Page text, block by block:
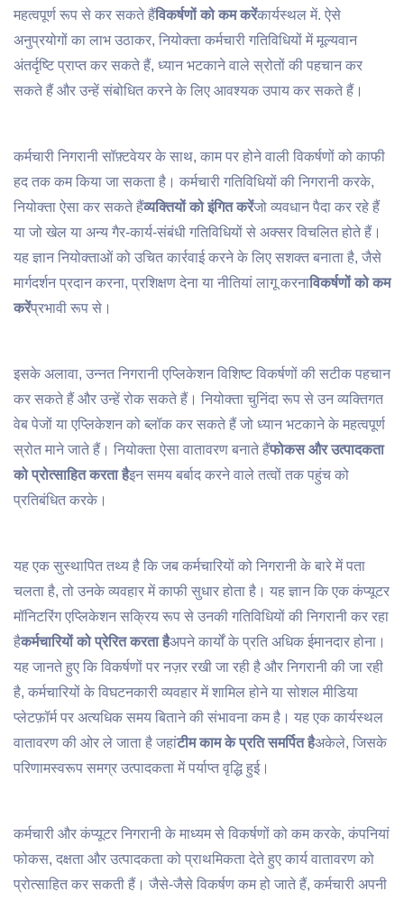
महत्वपूर्ण रूप से कर सकते हैंविकर्षणों को कम करेंकार्यस्थल में. ऐसे
अनुप्रयोगों का लाभ उठाकर, नियोक्ता कर्मचारी गतिविधियों में मूल्यवान
अंतर्दृष्टि प्राप्त कर सकते हैं, ध्यान भटकाने वाले स्रोतों की पहचान कर
सकते हैं और उन्हें संबोधित करने के लिए आवश्यक उपाय कर सकते हैं।
कर्मचारी निगरानी सॉफ़्टवेयर के साथ, काम पर होने वाली विकर्षणों को काफी
हद तक कम किया जा सकता है। कर्मचारी गतिविधियों की निगरानी करके,
नियोक्ता ऐसा कर सकते हैंव्यक्तियों को इंगित करेंजो व्यवधान पैदा कर रहे हैं
या जो खेल या अन्य गैर-कार्य-संबंधी गतिविधियों से अक्सर विचलित होते हैं।
यह ज्ञान नियोक्ताओं को उचित कार्रवाई करने के लिए सशक्त बनाता है, जैसे
मार्गदर्शन प्रदान करना, प्रशिक्षण देना या नीतियां लागू करनाविकर्षणों को कम
करेंप्रभावी रूप से।
इसके अलावा, उन्नत निगरानी एप्लिकेशन विशिष्ट विकर्षणों की सटीक पहचान
कर सकते हैं और उन्हें रोक सकते हैं। नियोक्ता चुनिंदा रूप से उन व्यक्तिगत
वेब पेजों या एप्लिकेशन को ब्लॉक कर सकते हैं जो ध्यान भटकाने के महत्वपूर्ण
स्रोत माने जाते हैं। नियोक्ता ऐसा वातावरण बनाते हैंफोकस और उत्पादकता
को प्रोत्साहित करता हैइन समय बर्बाद करने वाले तत्वों तक पहुंच को
प्रतिबंधित करके।
यह एक सुस्थापित तथ्य है कि जब कर्मचारियों को निगरानी के बारे में पता
चलता है, तो उनके व्यवहार में काफी सुधार होता है। यह ज्ञान कि एक कंप्यूटर
मॉनिटरिंग एप्लिकेशन सक्रिय रूप से उनकी गतिविधियों की निगरानी कर रहा
हैकर्मचारियों को प्रेरित करता हैअपने कार्यों के प्रति अधिक ईमानदार होना।
यह जानते हुए कि विकर्षणों पर नज़र रखी जा रही है और निगरानी की जा रही
है, कर्मचारियों के विघटनकारी व्यवहार में शामिल होने या सोशल मीडिया
प्लेटफ़ॉर्म पर अत्यधिक समय बिताने की संभावना कम है। यह एक कार्यस्थल
वातावरण की ओर ले जाता है जहांटीम काम के प्रति समर्पित हैअकेले, जिसके
परिणामस्वरूप समग्र उत्पादकता में पर्याप्त वृद्धि हुई।
कर्मचारी और कंप्यूटर निगरानी के माध्यम से विकर्षणों को कम करके, कंपनियां
फोकस, दक्षता और उत्पादकता को प्राथमिकता देते हुए कार्य वातावरण को
प्रोत्साहित कर सकती हैं। जैसे-जैसे विकर्षण कम हो जाते हैं, कर्मचारी अपनी